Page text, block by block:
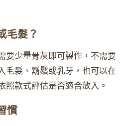
毛髮？
要少量骨灰即可製作，不需要
毛髮、鬍鬚或乳牙，也可以在
照款式評估是否適合放入。
慣